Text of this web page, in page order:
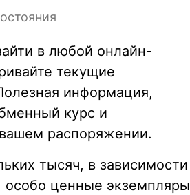
в любой онлайн-
текущие
информация,
курс и
распоряжении.
тысяч, в зависимости
особо ценные экземпляры